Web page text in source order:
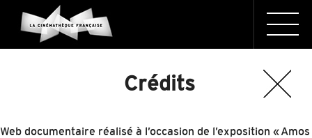
Crédits
Web documentaire réalisé à l’occasion de l’exposition « Amos